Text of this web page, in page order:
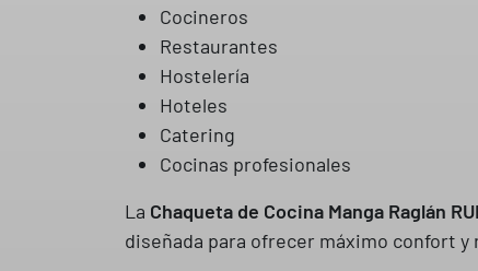
Cocineros
Restaurantes
Hostelería
Hoteles
Catering
Cocinas profesionales
La Chaqueta de Cocina Manga Raglán
diseñada para ofrecer máximo confort